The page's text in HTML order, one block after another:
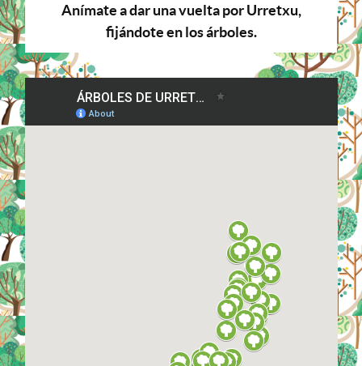
Anímate a dar una vuelta por Urretxu,
fijándote en los árboles.